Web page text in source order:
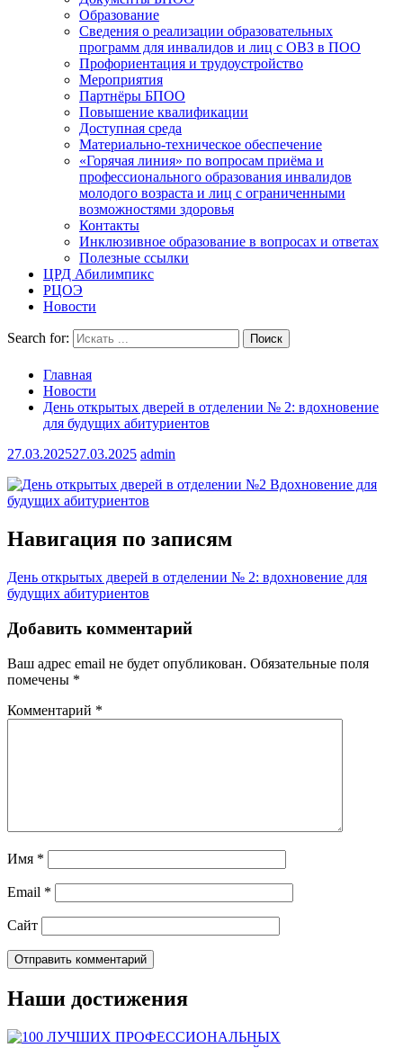
Образование
Сведения о реализации образовательных
программ для инвалидов и лиц с ОВЗ в ПОО
Профориентация и трудоустройство
Мероприятия
Партнёры БПОО
Повышение квалификации
Доступная среда
Материально-техническое обеспечение
«Горячая линия» по вопросам приёма и
профессионального образования инвалидов
молодого возраста и лиц с ограниченными
возможностями здоровья
Контакты
Инклюзивное образование в вопросах и ответах
Полезные ссылки
ЦРД Абилимпикс
РЦОЭ
Новости
Search for:
Главная
Новости
День открытых дверей в отделении № 2: вдохновение
для будущих абитуриентов
27.03.202527.03.2025 admin
Навигация по записям
День открытых дверей в отделении № 2: вдохновение для
будущих абитуриентов
Добавить комментарий
Ваш адрес email не будет опубликован. Обязательные поля
помечены *
Комментарий *
Имя *
Email *
Сайт
Наши достижения